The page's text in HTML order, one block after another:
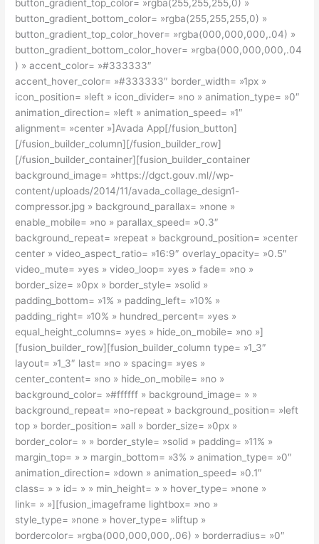
button_gradient_top_color= »rgba(255,255,255,0) »
button_gradient_bottom_color= »rgba(255,255,255,0) »
button_gradient_top_color_hover= »rgba(000,000,000,.04) »
button_gradient_bottom_color_hover= »rgba(000,000,000,.04
) » accent_color= »#333333″
accent_hover_color= »#333333″ border_width= »1px »
icon_position= »left » icon_divider= »no » animation_type= »0″
animation_direction= »left » animation_speed= »1″
alignment= »center »]Avada App[/fusion_button]
[/fusion_builder_column][/fusion_builder_row]
[/fusion_builder_container][fusion_builder_container
background_image= »https://dgct.gouv.ml//wp-
content/uploads/2014/11/avada_collage_design1-
compressor.jpg » background_parallax= »none »
enable_mobile= »no » parallax_speed= »0.3″
background_repeat= »repeat » background_position= »center
center » video_aspect_ratio= »16:9″ overlay_opacity= »0.5″
video_mute= »yes » video_loop= »yes » fade= »no »
border_size= »0px » border_style= »solid »
padding_bottom= »1% » padding_left= »10% »
padding_right= »10% » hundred_percent= »yes »
equal_height_columns= »yes » hide_on_mobile= »no »]
[fusion_builder_row][fusion_builder_column type= »1_3″
layout= »1_3″ last= »no » spacing= »yes »
center_content= »no » hide_on_mobile= »no »
background_color= »#ffffff » background_image= » »
background_repeat= »no-repeat » background_position= »left
top » border_position= »all » border_size= »0px »
border_color= » » border_style= »solid » padding= »11% »
margin_top= » » margin_bottom= »3% » animation_type= »0″
animation_direction= »down » animation_speed= »0.1″
class= » » id= » » min_height= » » hover_type= »none »
link= » »][fusion_imageframe lightbox= »no »
style_type= »none » hover_type= »liftup »
bordercolor= »rgba(000,000,000,.06) » borderradius= »0″